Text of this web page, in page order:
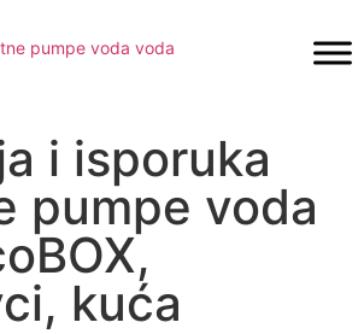
i isporuka
pumpe voda
kuća